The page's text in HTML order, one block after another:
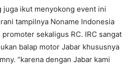
juga ikut menyokong event ini
tampilnya Noname Indonesia
sekaligus RC. IRC sangat
balap motor Jabar khususnya
“karena dengan Jabar kami